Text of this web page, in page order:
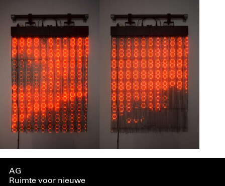
AG
Ruimte voor nieuwe